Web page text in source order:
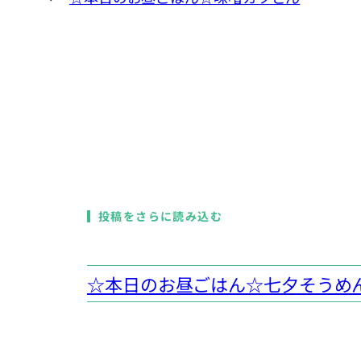
投稿をさらに読み込む
☆本日のお昼ごはん☆七夕そうめ